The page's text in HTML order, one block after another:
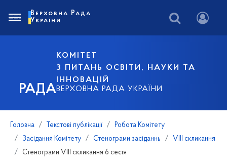
РАДА
КОМІТЕТ
З ПИТАНЬ ОСВІТИ, НАУКИ ТА
ІННОВАЦІЙ
ВЕРХОВНА РАДА УКРАЇНИ
Верховна Рада
України
Головна Текстові публікації
Робота Комітету
Засідання Комітету
Стенограми засіданнь
VIII скликання
Стенограми VIII скликання 6 сесія